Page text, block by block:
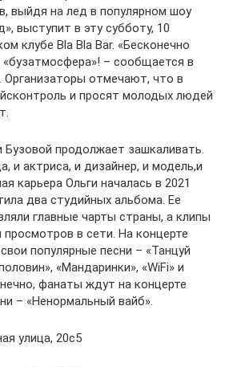
выйдя на лед в популярном шоу
выступит в эту субботу, 10
клубе Bla Bla Bar. «Бесконечно
– сообщается в
Организаторы отмечают, что в
и просят молодых людей
Бузовой продолжает зашкаливать.
и актриса, и дизайнер, и модель,и
карьера Ольги началась в 2021
два студийных альбома. Ее
главные чарты страны, а клипы
в сети. На концерте
популярные песни – «Танцуй
«Мандаринки», «WiFi» и
фанаты ждут на концерте
– «Ненормальный вайб».
улица, 20с5